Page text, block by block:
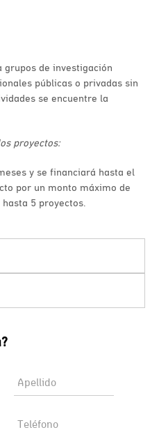
de investigación
públicas o privadas sin
se encuentre la
proyectos:
y se financiará hasta el
por un monto máximo de
5 proyectos.